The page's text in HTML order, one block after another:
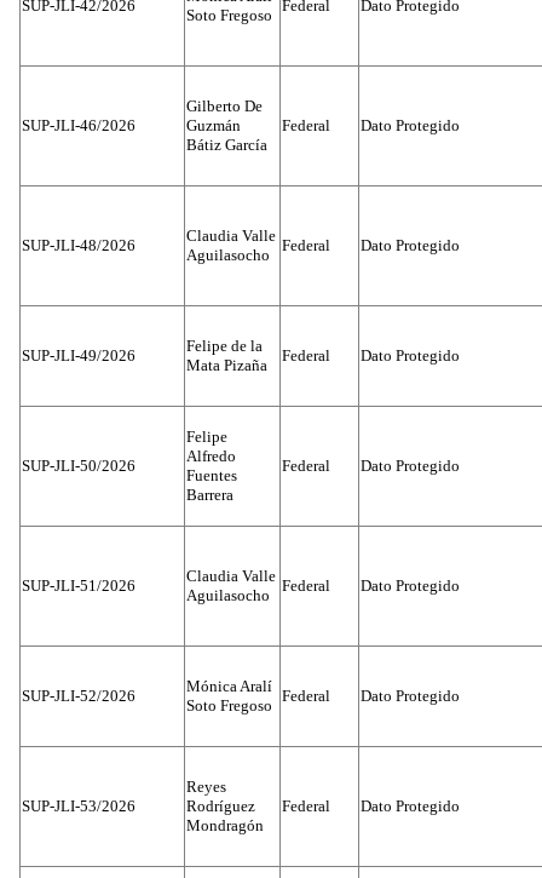
SUP-JLI-42/2026
Soto Fregoso
Federal Dato Protegido
SUP-JLI-46/2026
Gilberto De
Guzmán
Bátiz García
Federal Dato Protegido
SUP-JLI-48/2026
Claudia Valle
Aguilasocho
Federal Dato Protegido
SUP-JLI-49/2026
Felipe de la
Mata Pizaña
Federal Dato Protegido
SUP-JLI-50/2026
Felipe
Alfredo
Fuentes
Barrera
Federal Dato Protegido
SUP-JLI-51/2026
Claudia Valle
Aguilasocho
Federal Dato Protegido
SUP-JLI-52/2026
Mónica Aralí
Soto Fregoso
Federal Dato Protegido
SUP-JLI-53/2026
Reyes
Rodríguez
Mondragón
Federal Dato Protegido